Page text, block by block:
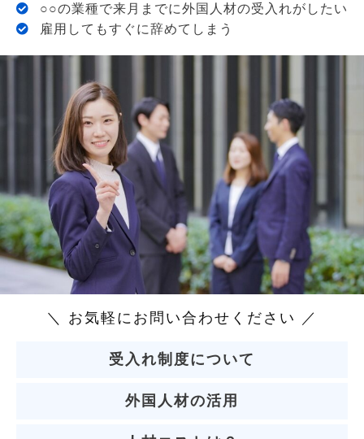
○○の業種で来月までに外国人材の受入れがしたい
雇用してもすぐに辞めてしまう
＼ お気軽にお問い合わせください ／
受入れ制度について
外国人材の活用